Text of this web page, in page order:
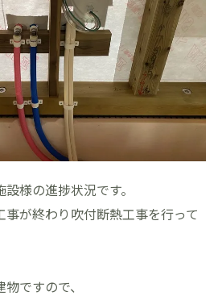
様の進捗状況です。
が終わり吹付断熱工事を行って
ですので、